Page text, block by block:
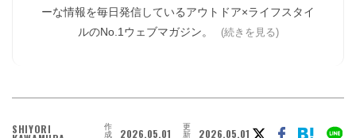
ーな情報を毎日発信しているアウトドア×ライフスタイ
ルのNo.1ウェブマガジン。
(続きを見る)
SHIYORI 作
成 2026.05.01 更
新 2026.05.01